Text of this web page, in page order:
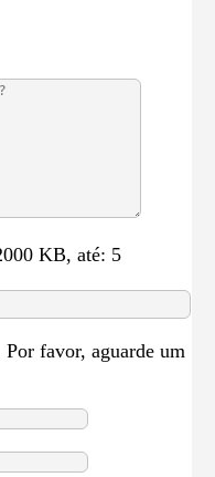
KB, até: 5
Por favor, aguarde um